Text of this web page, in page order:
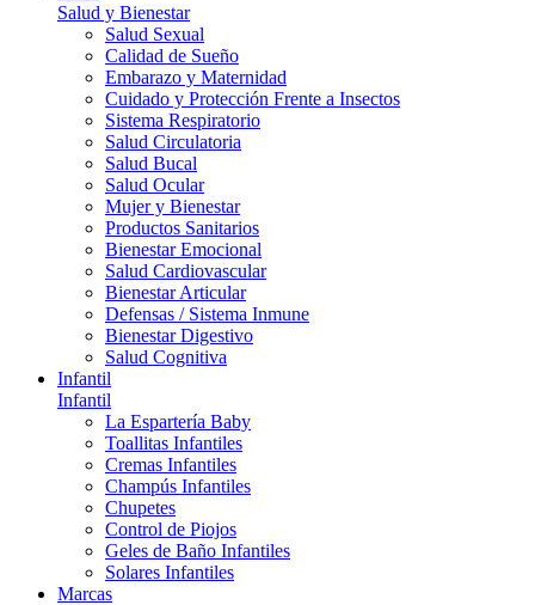
Salud y Bienestar
Salud Sexual
Calidad de Sueño
Embarazo y Maternidad
Cuidado y Protección Frente a Insectos
Sistema Respiratorio
Salud Circulatoria
Salud Bucal
Salud Ocular
Mujer y Bienestar
Productos Sanitarios
Bienestar Emocional
Salud Cardiovascular
Bienestar Articular
Defensas / Sistema Inmune
Bienestar Digestivo
Salud Cognitiva
Infantil
Infantil
La Espartería Baby
Toallitas Infantiles
Cremas Infantiles
Champús Infantiles
Chupetes
Control de Piojos
Geles de Baño Infantiles
Solares Infantiles
Marcas